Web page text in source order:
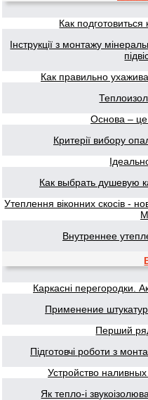
Как
Інструкції з монтажу
Как правильно
Основа – це
Критерії вибору
Как выбрать душевую
Утеплення віконних скосів -
Внутреннее
Каркасні перегородки.
Применение
Перший
Підготовчі роботи з
Устройство
Як тепло-і